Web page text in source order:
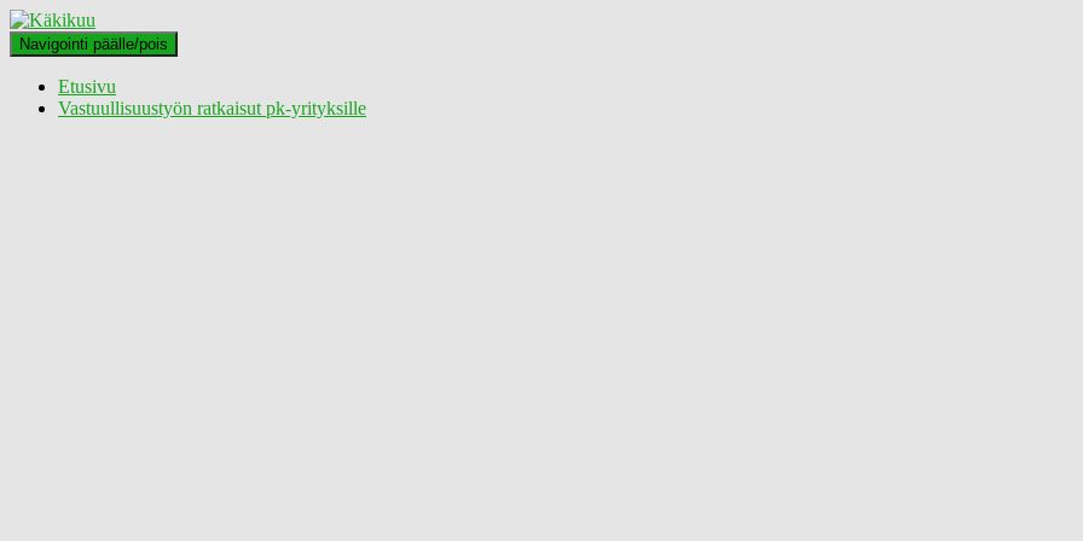
Navigointi päälle/pois
Etusivu
Vastuullisuustyön ratkaisut pk-yrityksille